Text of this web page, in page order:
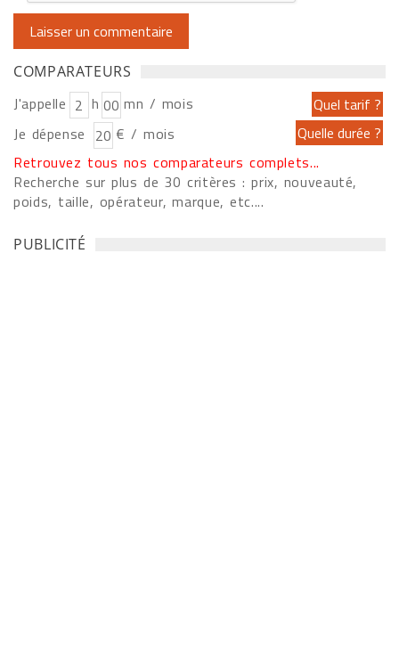
COMPARATEURS
J'appelle h
mn / mois
Je dépense
€ / mois
Retrouvez tous nos comparateurs complets...
Recherche sur plus de 30 critères : prix, nouveauté,
poids, taille, opérateur, marque, etc....
PUBLICITÉ